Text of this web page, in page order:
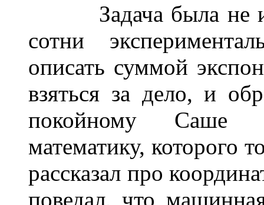
Задача была не
сотни
описать суммой
взяться за дело, и
покойному Саше
математику, которого
рассказал про
поведал, что